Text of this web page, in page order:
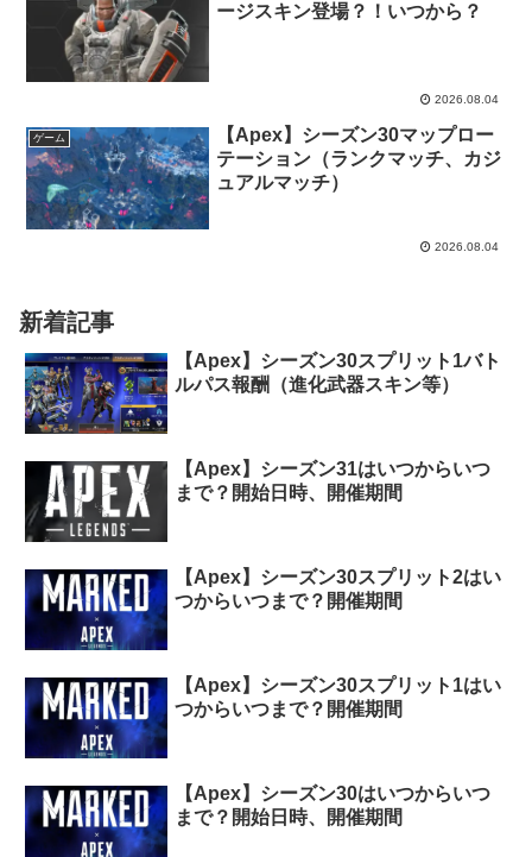
ージスキン登場？！いつから？
2026.08.04
ゲーム
【Apex】シーズン30マップロー
テーション（ランクマッチ、カジ
ュアルマッチ）
2026.08.04
新着記事
【Apex】シーズン30スプリット1バト
ルパス報酬（進化武器スキン等）
【Apex】シーズン31はいつからいつ
まで？開始日時、開催期間
【Apex】シーズン30スプリット2はい
つからいつまで？開催期間
【Apex】シーズン30スプリット1はい
つからいつまで？開催期間
【Apex】シーズン30はいつからいつ
まで？開始日時、開催期間